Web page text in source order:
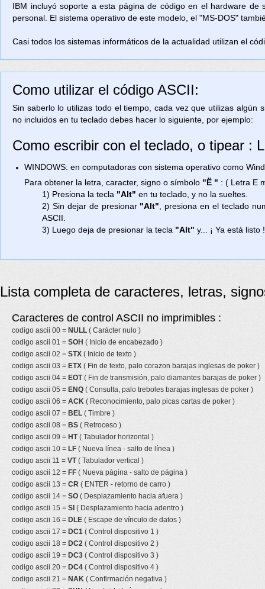
IBM incluyó soporte a esta página de código en el hardware
personal. El sistema operativo de este modelo, el "MS-DOS"
Casi todos los sistemas informáticos de la actualidad utilizan el
Como utilizar el código ASCII:
Sin saberlo lo utilizas todo el tiempo, cada vez que utilizas
no incluidos en tu teclado debes hacer lo siguiente, por ejemplo:
Como escribir con el teclado, o tipear :
WINDOWS: en computadoras con sistema operativo como
Para obtener la letra, caracter, signo o símbolo "Ë " : ( Letra E
1) Presiona la tecla "Alt" en tu teclado, y no la sueltes.
2) Sin dejar de presionar "Alt" , presiona en el teclado
ASCII.
3) Luego deja de presionar la tecla "Alt" y... ¡ Ya está listo
Lista completa de caracteres, letras,
Caracteres de control ASCII no imprimibles :
codigo ascii 00 = NULL ( Carácter nulo )
codigo ascii 01 = SOH ( Inicio de encabezado )
codigo ascii 02 = STX ( Inicio de texto )
codigo ascii 03 = ETX ( Fin de texto, palo corazon barajas inglesas de poker )
codigo ascii 04 = EOT( Fin de transmisión, palo diamantes barajas de poker )
codigo ascii 05 = ENQ ( Consulta, palo treboles barajas inglesas de poker )
codigo ascii 06 = ACK ( Reconocimiento, palo picas cartas de poker )
codigo ascii 07 = BEL ( Timbre )
codigo ascii 08 = BS ( Retroceso )
codigo ascii 09 = HT( Tabulador horizontal )
codigo ascii 10 = LF ( Nueva línea - salto de línea )
codigo ascii 11 = VT( Tabulador vertical )
codigo ascii 12 = FF ( Nueva página - salto de página )
codigo ascii 13 = CR ( ENTER - retorno de carro )
codigo ascii 14 = SO ( Desplazamiento hacia afuera )
codigo ascii 15 = SI ( Desplazamiento hacia adentro )
codigo ascii 16 = DLE ( Escape de vínculo de datos )
codigo ascii 17 = DC1 ( Control dispositivo 1 )
codigo ascii 18 = DC2 ( Control dispositivo 2 )
codigo ascii 19 = DC3 ( Control dispositivo 3 )
codigo ascii 20 = DC4 ( Control dispositivo 4 )
codigo ascii 21 = NAK ( Confirmación negativa )